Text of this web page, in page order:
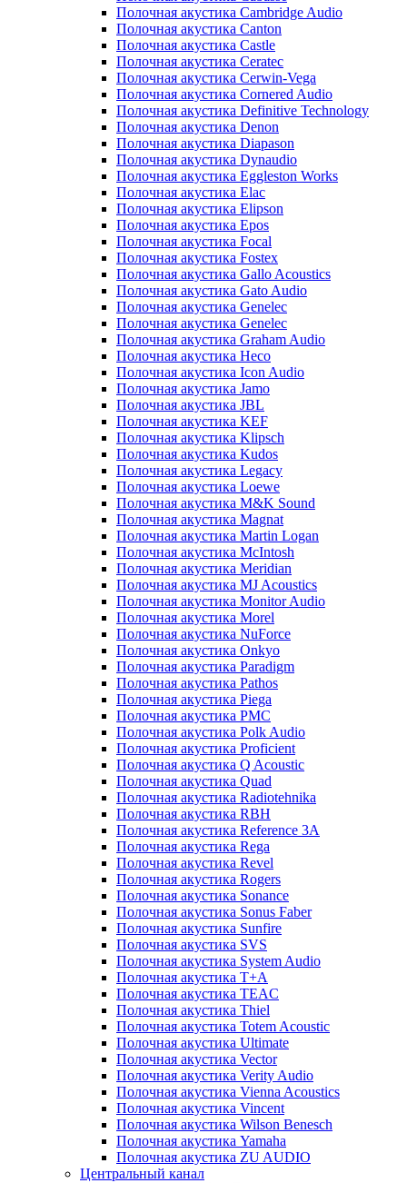
Полочная акустика Cambridge Audio
Полочная акустика Canton
Полочная акустика Castle
Полочная акустика Ceratec
Полочная акустика Cerwin-Vega
Полочная акустика Cornered Audio
Полочная акустика Definitive Technology
Полочная акустика Denon
Полочная акустика Diapason
Полочная акустика Dynaudio
Полочная акустика Eggleston Works
Полочная акустика Elac
Полочная акустика Elipson
Полочная акустика Epos
Полочная акустика Focal
Полочная акустика Fostex
Полочная акустика Gallo Acoustics
Полочная акустика Gato Audio
Полочная акустика Genelec
Полочная акустика Genelec
Полочная акустика Graham Audio
Полочная акустика Heco
Полочная акустика Icon Audio
Полочная акустика Jamo
Полочная акустика JBL
Полочная акустика KEF
Полочная акустика Klipsch
Полочная акустика Kudos
Полочная акустика Legacy
Полочная акустика Loewe
Полочная акустика M&K Sound
Полочная акустика Magnat
Полочная акустика Martin Logan
Полочная акустика McIntosh
Полочная акустика Meridian
Полочная акустика MJ Acoustics
Полочная акустика Monitor Audio
Полочная акустика Morel
Полочная акустика NuForce
Полочная акустика Onkyo
Полочная акустика Paradigm
Полочная акустика Pathos
Полочная акустика Piega
Полочная акустика PMC
Полочная акустика Polk Audio
Полочная акустика Proficient
Полочная акустика Q Acoustic
Полочная акустика Quad
Полочная акустика Radiotehnika
Полочная акустика RBH
Полочная акустика Reference 3A
Полочная акустика Rega
Полочная акустика Revel
Полочная акустика Rogers
Полочная акустика Sonance
Полочная акустика Sonus Faber
Полочная акустика Sunfire
Полочная акустика SVS
Полочная акустика System Audio
Полочная акустика T+A
Полочная акустика TEAC
Полочная акустика Thiel
Полочная акустика Totem Acoustic
Полочная акустика Ultimate
Полочная акустика Vector
Полочная акустика Verity Audio
Полочная акустика Vienna Acoustics
Полочная акустика Vincent
Полочная акустика Wilson Benesch
Полочная акустика Yamaha
Полочная акустика ZU AUDIO
Центральный канал